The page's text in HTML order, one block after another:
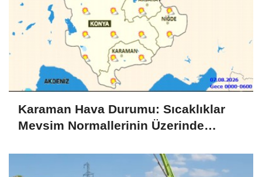
Karaman Hava Durumu: Sıcaklıklar
Mevsim Normallerinin Üzerinde